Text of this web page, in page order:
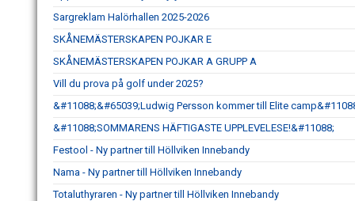
Sargreklam Halörhallen 2025-2026
SKÅNEMÄSTERSKAPEN POJKAR E
SKÅNEMÄSTERSKAPEN POJKAR A GRUPP A
Vill du prova på golf under 2025?
&#11088;&#65039;Ludwig Persson kommer till Elite
&#11088;SOMMARENS HÄFTIGASTE UPPLEVELESE!&#11088;
Festool - Ny partner till Höllviken Innebandy
Nama - Ny partner till Höllviken Innebandy
Totaluthyraren - Ny partner till Höllviken Innebandy